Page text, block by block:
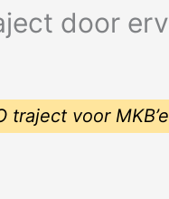
door
traject voor